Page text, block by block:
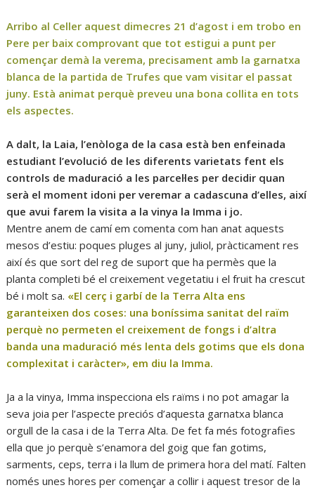
Arribo al Celler aquest dimecres 21 d’agost i em trobo en
Pere per baix comprovant que tot estigui a punt per
començar demà la verema, precisament amb la garnatxa
blanca de la partida de Trufes que vam visitar el passat
juny. Està animat perquè preveu una bona collita en tots
els aspectes.
A dalt, la Laia, l’enòloga de la casa està ben enfeinada
estudiant l’evolució de les diferents varietats fent els
controls de maduració a les parcel·les per decidir quan
serà el moment idoni per veremar a cadascuna d’elles, així
que avui farem la visita a la vinya la Imma i jo.
Mentre anem de camí em comenta com han anat aquests
mesos d’estiu: poques pluges al juny, juliol, pràcticament res
així és que sort del reg de suport que ha permès que la
planta completi bé el creixement vegetatiu i el fruit ha crescut
bé i molt sa. «El cerç i garbí de la Terra Alta ens
garanteixen dos coses: una boníssima sanitat del raïm
perquè no permeten el creixement de fongs i d’altra
banda una maduració més lenta dels gotims que els dona
complexitat i caràcter», em diu la Imma.
Ja a la vinya, Imma inspecciona els raïms i no pot amagar la
seva joia per l’aspecte preciós d’aquesta garnatxa blanca
orgull de la casa i de la Terra Alta. De fet fa més fotografies
ella que jo perquè s’enamora del goig que fan gotims,
sarments, ceps, terra i la llum de primera hora del matí. Falten
només unes hores per començar a collir i aquest tresor de la